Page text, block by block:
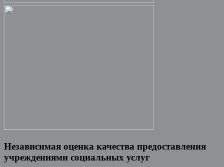
Независимая оценка качества предоставления
учреждениями социальных услуг